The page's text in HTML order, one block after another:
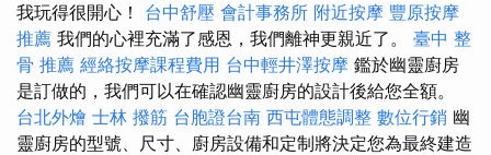
我玩得很開心！ 台中舒壓 會計事務所 附近按摩 豐原按摩
推薦 我們的心裡充滿了感恩，我們離神更親近了。 臺中 整
骨 推薦 經絡按摩課程費用 台中輕井澤按摩 鑑於幽靈廚房
是訂做的，我們可以在確認幽靈廚房的設計後給您全額。
台北外燴 士林 撥筋 台胞證台南 西屯體態調整 數位行銷 幽
靈廚房的型號、尺寸、廚房設備和定制將決定您為最終建造